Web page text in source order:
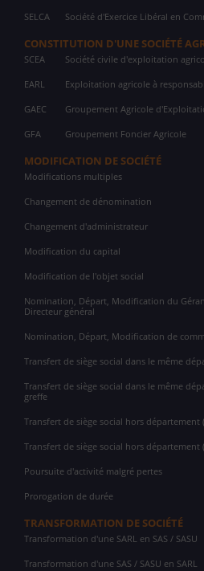
SELCA Société d'Exercice Libéral en
CONSTITUTION D'UNE SOCIÉTÉ
SCEA Société civile d'exploitation
EARL Exploitation agricole à
GAEC Groupement Agricole
GFA Groupement Foncier Agricole
MODIFICATION DE SOCIÉTÉ
Modifications multiples
Changement de dénomination
Changement d'administrateur
Modification du capital
Modification de l'objet social
Nomination, Départ, Modification du
Directeur général
Nomination, Départ, Modification de
Transfert de siège social dans le même
Transfert de siège social dans le même
greffe
Transfert de siège social hors département
Transfert de siège social hors département
Poursuite d'activité malgré pertes
Prorogation de durée
TRANSFORMATION DE SOCIÉTÉ
Transformation d'une SARL en SAS / SASU
Transformation d'une SAS / SASU en SARL